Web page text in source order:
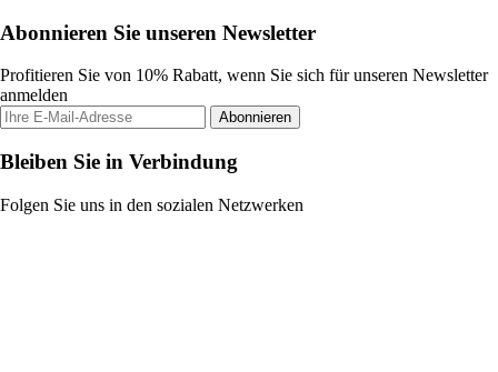
Abonnieren Sie unseren Newsletter
Profitieren Sie von 10% Rabatt, wenn Sie sich für unseren Newsletter
anmelden
Abonnieren
Bleiben Sie in Verbindung
Folgen Sie uns in den sozialen Netzwerken